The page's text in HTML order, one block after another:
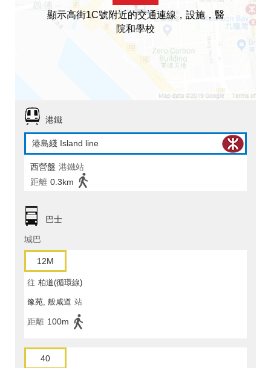
顯示高街1C號附近的交通連線，設施，醫
院和學校
港鐵
港島綫 Island line
西營盤 港鐵站
距離 0.3km
巴士
城巴
12M
往 柏道(循環線)
豫苑, 般咸道 站
距離 100m
40